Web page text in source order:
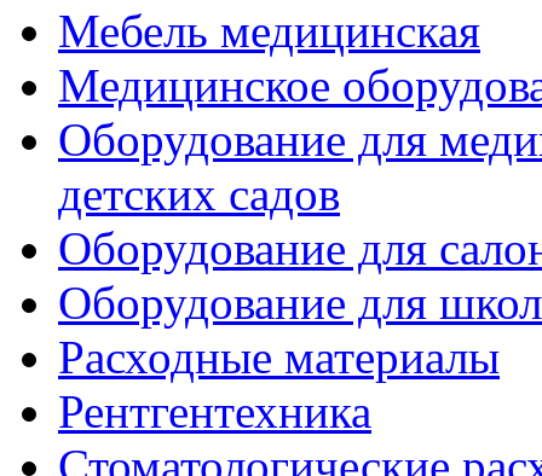
Мебель медицинская
Медицинское
Оборудование для
детских садов
Оборудование для
Оборудование для
Расходные материалы
Рентгентехника